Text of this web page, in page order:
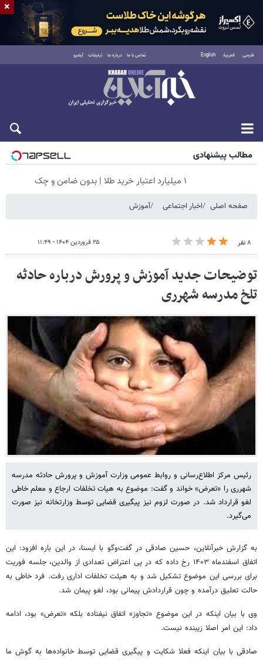
فارسی العربية English تماس با ما درباره ما تبلیغات آرشیو
شنبه ۱۷ مرداد ۱۴۰۵
مطالب پیشنهادی
۱ میلیارد اعتبار خرید طلا | بدون ضامن و چک
صفحه اصلی اخبار اجتماعی آموزش
۸ نفر ۲۵ فروردین ۱۴۰۴ - ۱۱:۴۹
توضیحات جدید آموزش و پرورش درباره حادثه
تلخ مدرسه شهرری
رئیس مرکز اطلاع‌رسانی و روابط عمومی وزارت آموزش و پرورش حادثه مدرسه
شهرری را «تعرض» خواند و گفت: موضوع به هیات تخلفات ارجاع و معلم خاطی
لغو قرارداد شد. در صورت لزوم نیز پیگیری قضایی توسط وزارتخانه نیز صورت
می‌گیرد.
به گزارش خبرآنلاین، حسین صادقی در گفت‌وگو با ایسنا، در این باره افزود: این
اتفاق اسفندماه ۱۴۰۳ رخ داده که در پی اعتراض تعدادی از والدین، جلسه فوریت
برای بررسی این موضوع تشکیل شد و به هیئت تخلفات اداری رفت. فرد خاطی به
حالت تعلیق درآمده و چون قراردادش پیمانی بود، لغو پیمان شد.
وی با بیان اینکه در این موضوع «تجاوز» اتفاق نیفتاده بلکه «تعرض» بود، ادامه
داد: این امر اصلا زیبنده نیست.
صادقی با بیان اینکه فعلا شکایت و پیگیری قضایی توسط خانواده‌ها به گوش ما
×